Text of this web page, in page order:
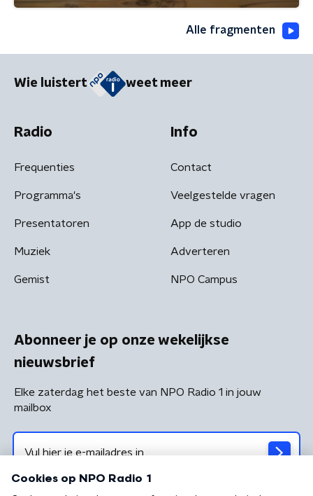
Alle fragmenten
Wie luistert weet meer
Radio
Frequenties
Programma's
Presentatoren
Muziek
Gemist
Info
Contact
Veelgestelde vragen
App de studio
Adverteren
NPO Campus
Abonneer je op onze wekelijkse
nieuwsbrief
Elke zaterdag het beste van NPO Radio 1 in jouw
mailbox